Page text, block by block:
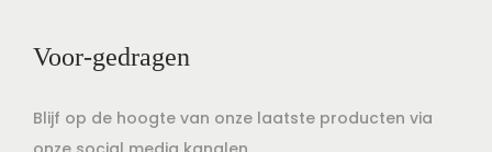
Voor-gedragen
Blijf op de hoogte van onze laatste producten via